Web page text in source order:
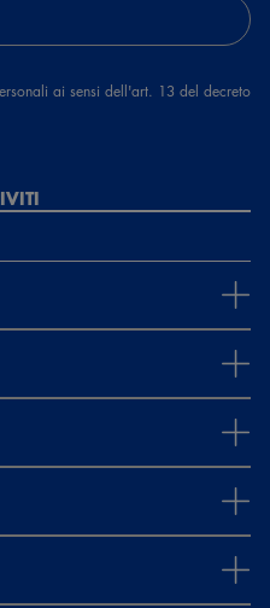
ai sensi dell'art. 13 del decreto